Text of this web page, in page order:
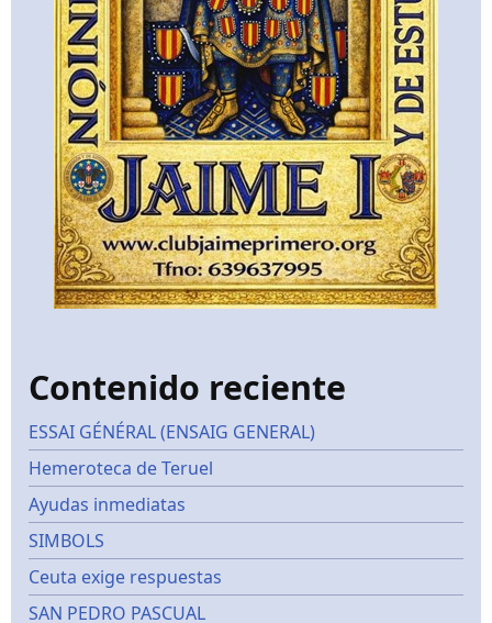
Contenido reciente
ESSAI GÉNÉRAL (ENSAIG GENERAL)
Hemeroteca de Teruel
Ayudas inmediatas
SIMBOLS
Ceuta exige respuestas
SAN PEDRO PASCUAL